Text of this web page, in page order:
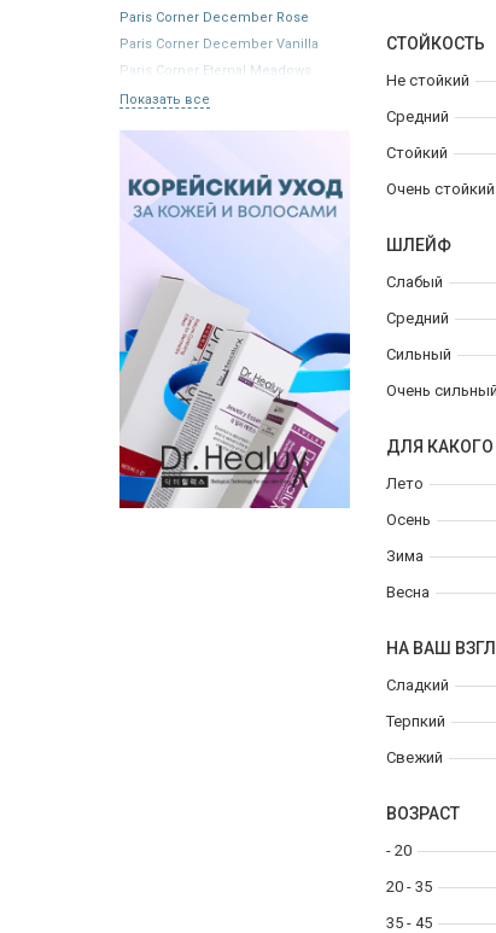
Paris Corner December Rose
Paris Corner December Vanilla
Paris Corner Eternal Meadows
Показать все
СТОЙКОСТЬ
Не стойкий
Средний
Стойкий
Очень стойкий
ШЛЕЙФ
Слабый
Средний
Сильный
Очень сильный
ДЛЯ
Лето
Осень
Зима
Весна
НА ВАШ
Сладкий
Терпкий
Свежий
ВОЗРАСТ
- 20
20 - 35
35 - 45